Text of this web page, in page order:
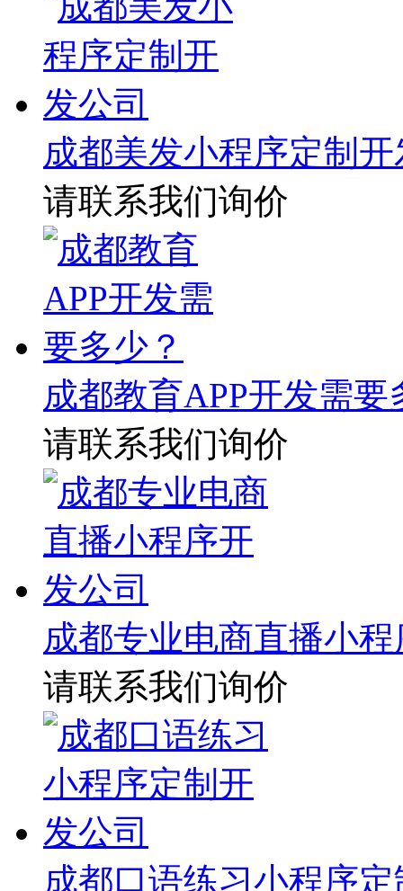
成都美发小程序定制
请联系我们询价
成都教育APP开发需要
请联系我们询价
成都专业电商直播小
请联系我们询价
成都口语练习小程序